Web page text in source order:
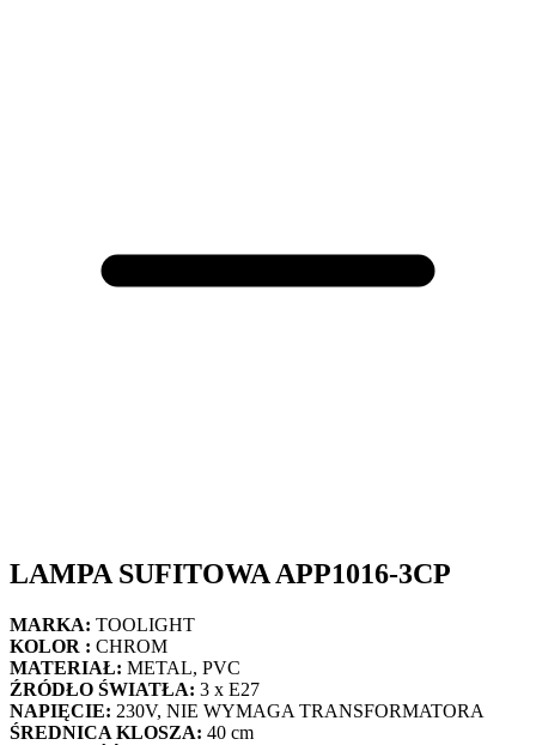
LAMPA SUFITOWA APP1016-3CP
MARKA: TOOLIGHT
KOLOR : CHROM
MATERIAŁ: METAL, PVC
ŹRÓDŁO ŚWIATŁA: 3 x E27
NAPIĘCIE: 230V, NIE WYMAGA TRANSFORMATORA
ŚREDNICA KLOSZA: 40 cm